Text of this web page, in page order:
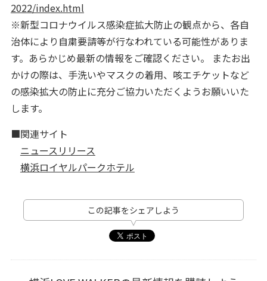
2022/index.html
※新型コロナウイルス感染症拡大防止の観点から、各自
治体により自粛要請等が行なわれている可能性がありま
す。あらかじめ最新の情報をご確認ください。 またお出
かけの際は、手洗いやマスクの着用、咳エチケットなど
の感染拡大の防止に充分ご協力いただくようお願いいた
します。
■関連サイト
ニュースリリース
横浜ロイヤルパークホテル
この記事をシェアしよう